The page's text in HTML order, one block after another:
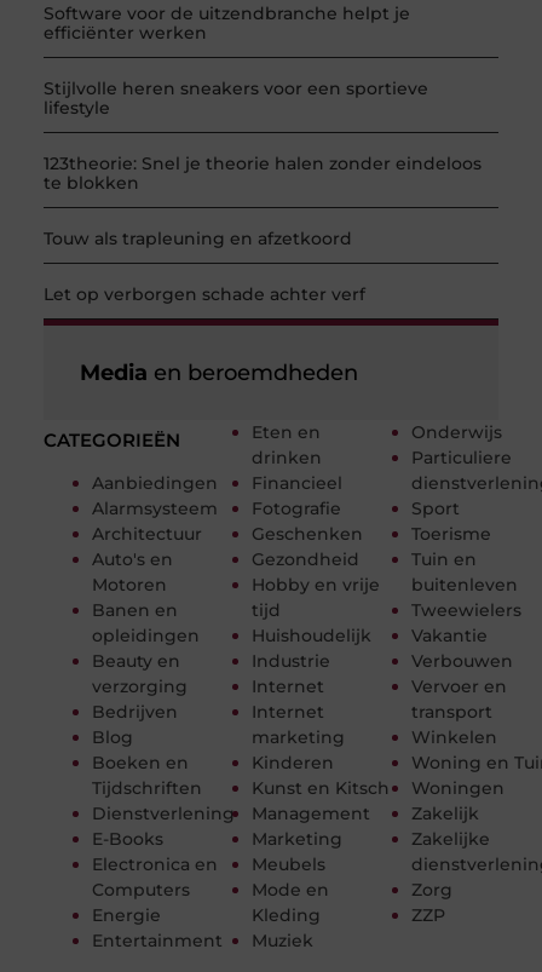
Software voor de uitzendbranche helpt je
efficiënter werken
Stijlvolle heren sneakers voor een sportieve
lifestyle
123theorie: Snel je theorie halen zonder eindeloos
te blokken
Touw als trapleuning en afzetkoord
Let op verborgen schade achter verf
CATEGORIEËN
Aanbiedingen
Alarmsysteem
Architectuur
Auto's en
Motoren
Banen en
opleidingen
Beauty en
verzorging
Bedrijven
Blog
Boeken en
Tijdschriften
Dienstverlening
E-Books
Electronica en
Computers
Energie
Entertainment
Eten en
drinken
Financieel
Fotografie
Geschenken
Gezondheid
Hobby en vrije
tijd
Huishoudelijk
Industrie
Internet
Internet
marketing
Kinderen
Kunst en Kitsch
Management
Marketing
Meubels
Mode en
Kleding
Muziek
Onderwijs
Particuliere
Sport
Toerisme
Tuin en
buitenleven
Tweewielers
Vakantie
Verbouwen
Vervoer en
transport
Winkelen
Woning en
Woningen
Zakelijk
Zakelijke
Zorg
ZZP
Media en beroemdheden